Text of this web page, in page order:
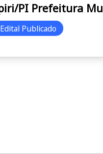
Piripiri/PI
Edital Publicado